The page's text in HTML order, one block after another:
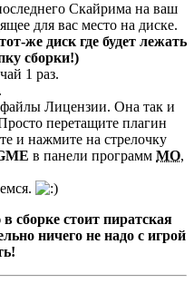
Скайрима на ваш
для вас место на диске.
же диск где будет лежать
сборки!)
1 раз.
Лицензии. Она так и
перетащите плагин
и нажмите на стрелочку
в панели программ МО,
сборке стоит пиратская
ничего не надо с игрой